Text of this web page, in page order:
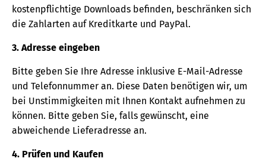
kostenpflichtige Downloads befinden, beschränken sich
die Zahlarten auf Kreditkarte und PayPal.
3. Adresse eingeben
Bitte geben Sie Ihre Adresse inklusive E-Mail-Adresse
und Telefonnummer an. Diese Daten benötigen wir, um
bei Unstimmigkeiten mit Ihnen Kontakt aufnehmen zu
können. Bitte geben Sie, falls gewünscht, eine
abweichende Lieferadresse an.
4. Prüfen und Kaufen